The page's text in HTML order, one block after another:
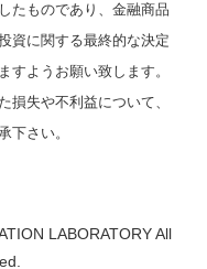
たものであり、金融商品
資に関する最終的な決定
すようお願い致します。
損失や不利益について、
下さい。
LABORATORY All